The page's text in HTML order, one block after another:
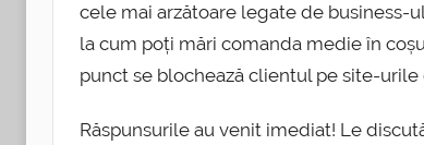
cele mai arzătoare legate de business-
la cum poți mări comanda medie în
punct se blochează clientul pe site-
Răspunsurile au venit imediat! Le